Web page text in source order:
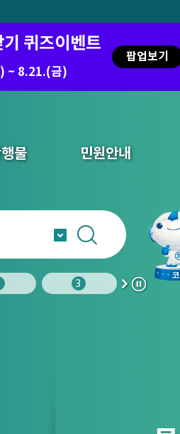
퀴즈이벤트
~ 8.21.(금)
팝업보기
물 민원안내
3 4
다 정